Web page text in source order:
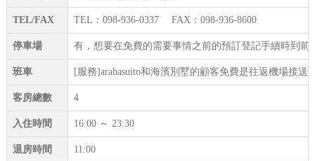
TEL/FAX TEL：098-936-0337 FAX：098-936-8600
停車場 有，想要在免費的需要事情之前的預訂登記手續時到前
班車 [服務]arahasuito和海濱別墅的顧客免費是往返機場接
客房總數 4
入住時間 16:00 ～ 23:30
退房時間 11:00